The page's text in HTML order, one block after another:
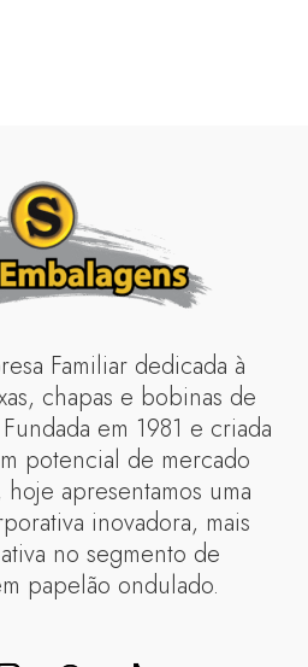
Familiar dedicada à
chapas e bobinas de
em 1981 e criada
potencial de mercado
hoje apresentamos uma
inovadora, mais
no segmento de
papelão ondulado.